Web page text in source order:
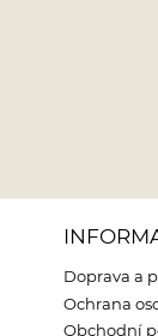
Doprava a
Ochrana
Obchodní